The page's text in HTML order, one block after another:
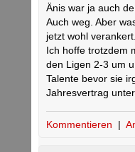
Änis war ja auch
Auch weg. Aber
jetzt wohl verankert.
Ich hoffe trotzdem
den Ligen 2-3 um
Talente bevor sie
Jahresvertrag
Kommentieren |